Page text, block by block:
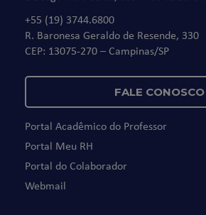
+55 (19) 3744.6800
R. Baronesa Geraldo de Resende, 330
CEP: 13075-270 – Campinas/SP
FALE CONOSCO
Portal Acadêmico do Professor
Portal Meu RH
Portal do Colaborador
Webmail